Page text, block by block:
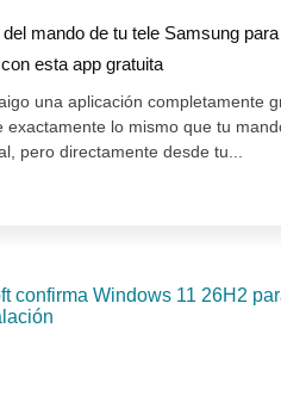
mando de tu tele Samsung para
esta app gratuita
una aplicación completamente
exactamente lo mismo que tu
pero directamente desde tu...